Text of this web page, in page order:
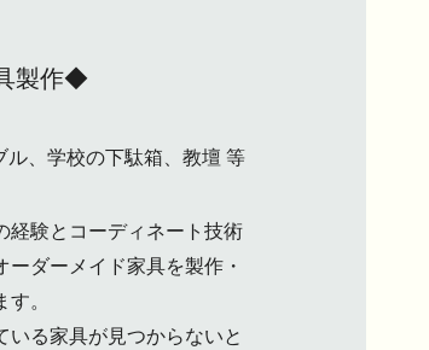
製作◆
ル、学校の下駄箱、教壇 等
経験とコーディネート技術
ダーメイド家具を製作・
す。
いる家具が見つからないと